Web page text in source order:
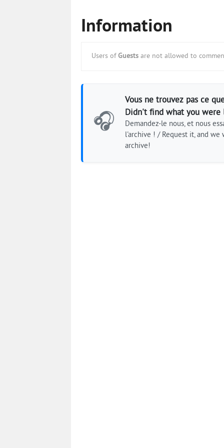
Information
Users of Guests are not allowed to
🎧
Vous ne trouvez pas ce
Didn't find what you were
Demandez-le nous, et nous
l'archive ! / Request it, and
archive!